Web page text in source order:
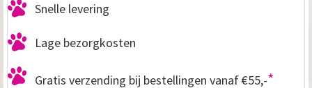
Snelle levering
Lage bezorgkosten
Gratis verzending bij bestellingen vanaf €55,-*